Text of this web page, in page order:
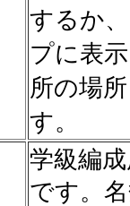
するか
プに表
所の場
す。
学級編
です。